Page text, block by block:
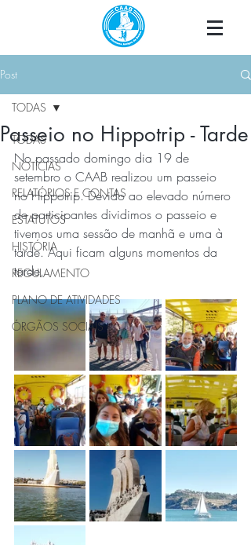
Post
TODAS
NOTÍCIAS
RELATÓRIOS E CONTAS
ESTATUTOS
HISTÓRIA
REGULAMENTO
PLANO DE ATIVIDADES
ÓRGÃOS SOCIAIS
TODAS
Passeio no Hippotrip - Tarde
No passado domingo dia 19 de
setembro o CAAB realizou um passeio
no Hippotrip. Devido ao elevado número
de participantes dividimos o passeio e
tivemos uma sessão de manhã e uma à
tarde. Aqui ficam alguns momentos da
tarde.